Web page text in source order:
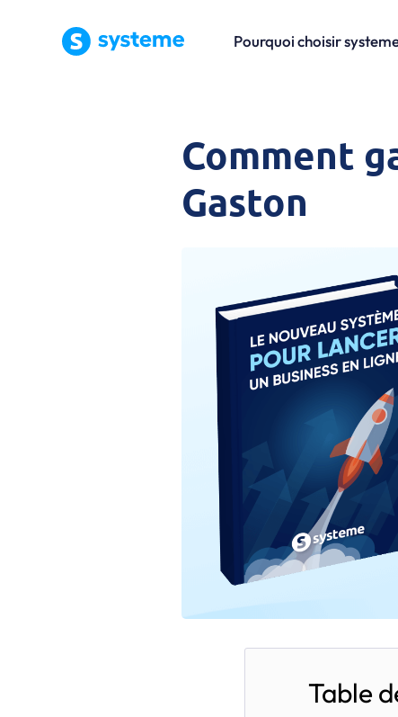
Pourquoi choisir
Comment
Gaston
Table